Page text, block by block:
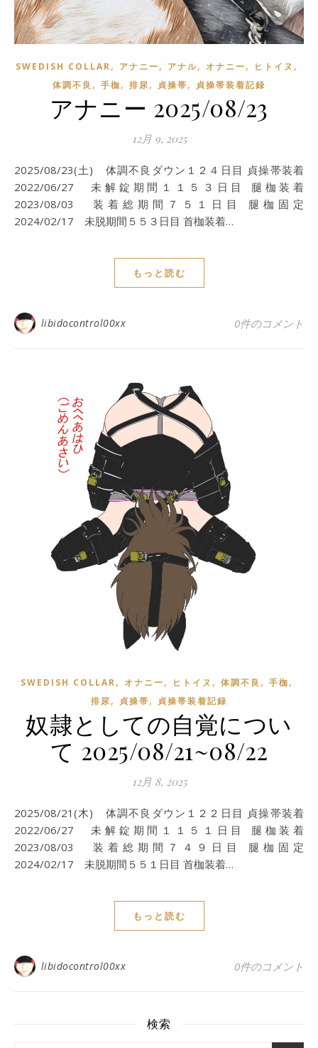
SWEDISH COLLAR, アナニー, アナル, オナニー, ヒトイヌ ,
体調不良 , 手枷, 排尿, 貞操帯, 貞操帯装着記録
アナニー 2025/08/23
12月 9, 2025
2025/08/23(土) 体調不良ダウン１２４日目 貞操帯装着
2022/06/27 未解錠期間１１５３日目 腿枷装着
2023/08/03 装着総期間７５１日目 腿枷固定
2024/02/17 未脱期間５５３日目 首枷装着…
もっと読む
libidocontrol00xx 0件のコメント
SWEDISH COLLAR, オナニー, ヒトイヌ , 体調不良 , 手枷,
排尿, 貞操帯, 貞操帯装着記録
奴隷としての自覚につい
て 2025/08/21~08/22
12月 8, 2025
2025/08/21(木) 体調不良ダウン１２２日目 貞操帯装着
2022/06/27 未解錠期間１１５１日目 腿枷装着
2023/08/03 装着総期間７４９日目 腿枷固定
2024/02/17 未脱期間５５１日目 首枷装着…
もっと読む
libidocontrol00xx 0件のコメント
検索